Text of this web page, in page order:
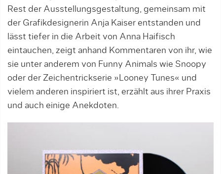
Rest der Ausstellungsgestaltung, gemeinsam mit
der Grafikdesignerin Anja Kaiser entstanden und
lässt tiefer in die Arbeit von Anna Haifisch
eintauchen, zeigt anhand Kommentaren von ihr, wie
sie unter anderem von Funny Animals wie Snoopy
oder der Zeichentrickserie »Looney Tunes« und
vielem anderen inspiriert ist, erzählt aus ihrer Praxis
und auch einige Anekdoten.